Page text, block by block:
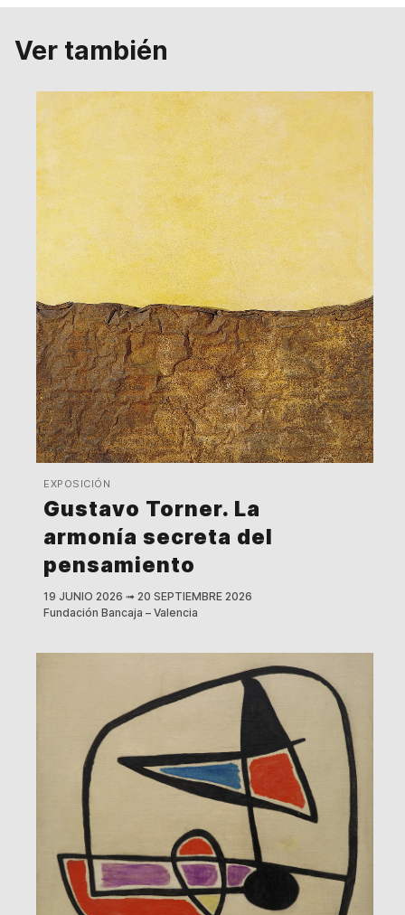
Ver también
EXPOSICIÓN
Gustavo Torner. La
armonía secreta del
pensamiento
19 JUNIO 2026 ➟ 20 SEPTIEMBRE 2026
Fundación Bancaja – Valencia